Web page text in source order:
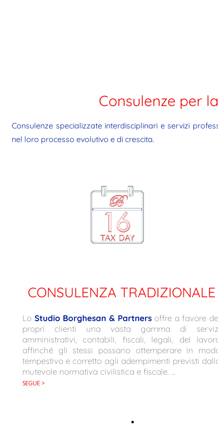
Consulenze per
Consulenze specializzate interdisciplinari e servizi
nel loro processo evolutivo e di crescita.
CONSULENZA TRADIZIONALE
Lo Studio Borghesan & Partnersoffre a favore
propri clienti una vasta gamma di
amministrativi, contabili, fiscali, legali, del
affinché gli stessi possano ottemperare in
tempestivo e corretto agli adempimenti previsti
mutevole normativa civilistica e fiscale. ...
SEGUE >